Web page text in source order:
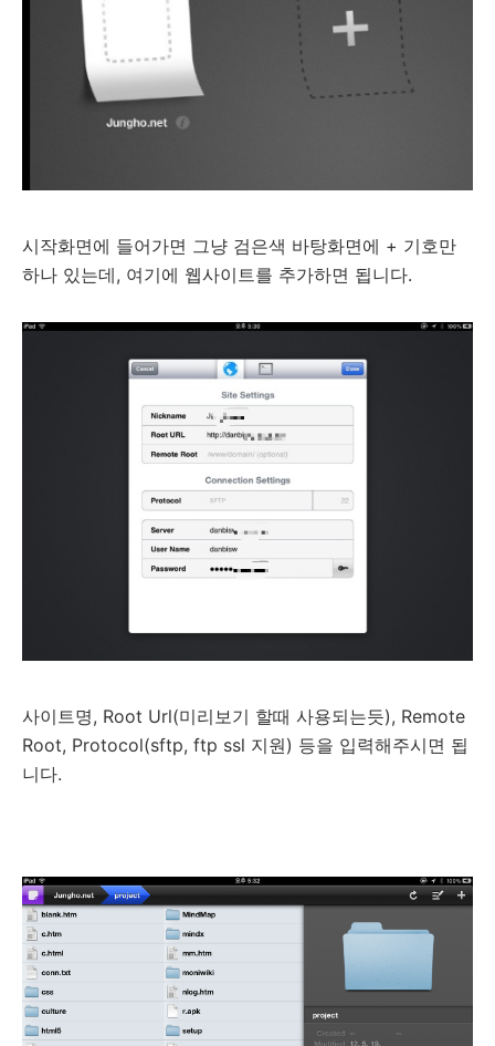
시작화면에 들어가면 그냥 검은색 바탕화면에 + 기호만
하나 있는데, 여기에 웹사이트를 추가하면 됩니다.
사이트명, Root Url(미리보기 할때 사용되는듯), Remote
Root, Protocol(sftp, ftp ssl 지원) 등을 입력해주시면 됩
니다.